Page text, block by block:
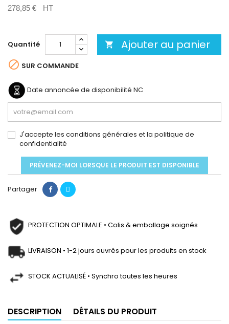
278,85 € HT
Quantité  Ajouter au panier
 SUR COMMANDE
Date annoncée de disponibilité NC
J'accepte les conditions générales et la politique de
confidentialité
PRÉVENEZ-MOI LORSQUE LE PRODUIT EST DISPONIBLE
Partager
PROTECTION OPTIMALE • Colis & emballage soignés
LIVRAISON • 1-2 jours ouvrés pour les produits en stock
STOCK ACTUALISÉ • Synchro toutes les heures
DESCRIPTION DÉTAILS DU PRODUIT